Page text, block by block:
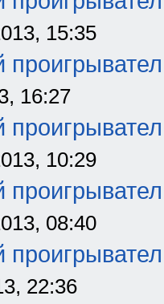
15:35
16:27
10:29
08:40
22:36